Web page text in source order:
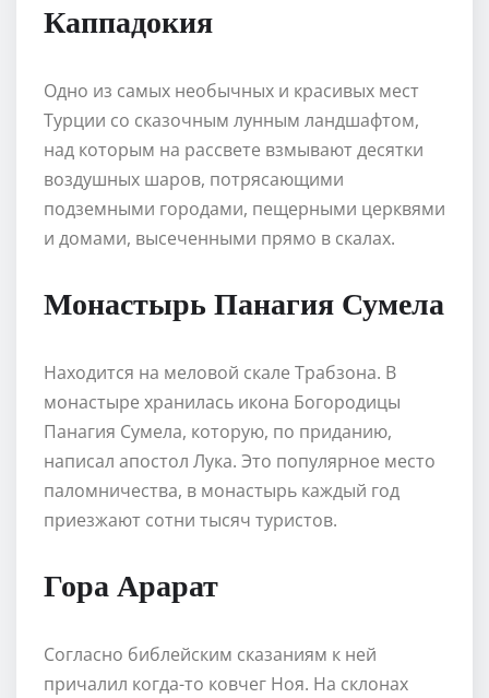
Каппадокия
Одно из самых необычных и красивых мест
Турции со сказочным лунным ландшафтом,
над которым на рассвете взмывают десятки
воздушных шаров, потрясающими
подземными городами, пещерными церквями
и домами, высеченными прямо в скалах.
Монастырь Панагия Сумела
Находится на меловой скале Трабзона. В
монастыре хранилась икона Богородицы
Панагия Сумела, которую, по приданию,
написал апостол Лука. Это популярное место
паломничества, в монастырь каждый год
приезжают сотни тысяч туристов.
Гора Арарат
Согласно библейским сказаниям к ней
причалил когда-то ковчег Ноя. На склонах